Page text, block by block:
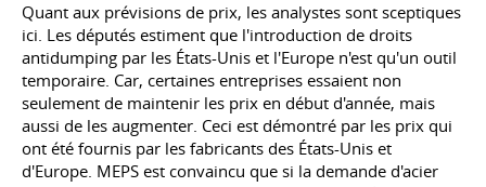
Quant aux prévisions de prix, les analystes sont sceptiques
ici. Les députés estiment que l'introduction de droits
antidumping par les États-Unis et l'Europe n'est qu'un outil
temporaire. Car, certaines entreprises essaient non
seulement de maintenir les prix en début d'année, mais
aussi de les augmenter. Ceci est démontré par les prix qui
ont été fournis par les fabricants des États-Unis et
d'Europe. MEPS est convaincu que si la demande d'acier